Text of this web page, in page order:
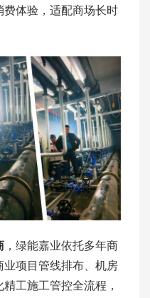
体验，适配商场长时
，绿能嘉业依托多年商
业项目管线排布、机房
工施工管控全流程，